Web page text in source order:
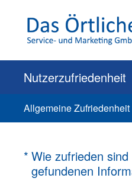
Nutzerzufriedenheit
Allgemeine Zufriedenheit
* Wie zufrieden
gefundenen
(Erforderlich.)